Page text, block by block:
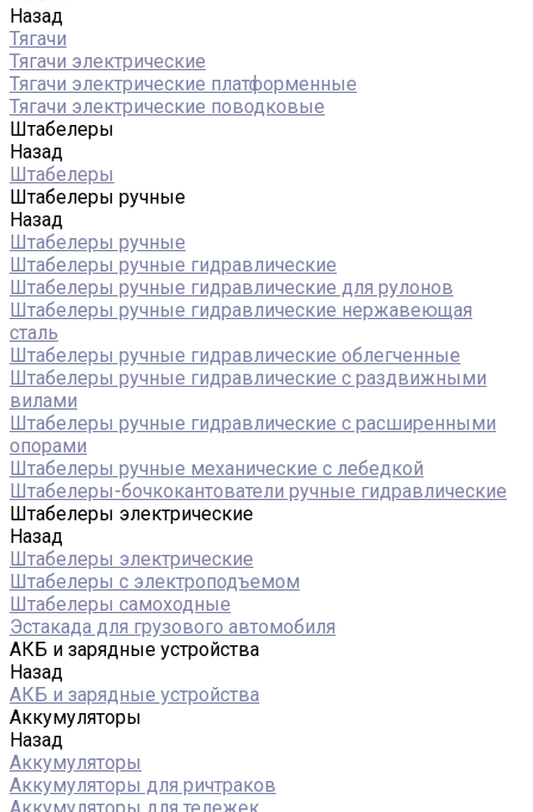
Назад
Тягачи
Тягачи электрические
Тягачи электрические платформенные
Тягачи электрические поводковые
Штабелеры
Назад
Штабелеры
Штабелеры ручные
Назад
Штабелеры ручные
Штабелеры ручные гидравлические
Штабелеры ручные гидравлические для рулонов
Штабелеры ручные гидравлические нержавеющая
сталь
Штабелеры ручные гидравлические облегченные
Штабелеры ручные гидравлические с раздвижными
вилами
Штабелеры ручные гидравлические с расширенными
опорами
Штабелеры ручные механические с лебедкой
Штабелеры-бочкокантователи ручные гидравлические
Штабелеры электрические
Назад
Штабелеры электрические
Штабелеры с электроподъемом
Штабелеры самоходные
Эстакада для грузового автомобиля
АКБ и зарядные устройства
Назад
АКБ и зарядные устройства
Аккумуляторы
Назад
Аккумуляторы
Аккумуляторы для ричтраков